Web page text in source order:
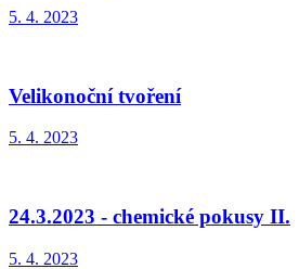
5. 4. 2023
Velikonoční tvoření
5. 4. 2023
24.3.2023 - chemické pokusy II.
5. 4. 2023